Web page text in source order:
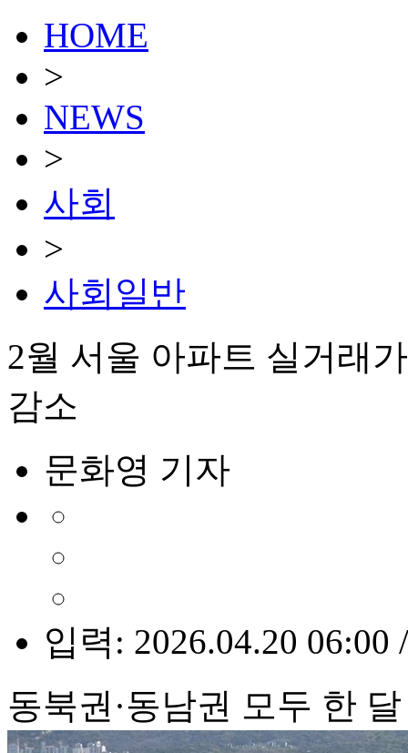
HOME
>
NEWS
>
사회
>
사회일반
2월 서울 아파트 실거래
감소
문화영 기자
입력: 2026.04.20 06:00
동북권·동남권 모두 한